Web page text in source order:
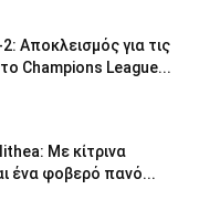
Αποκλεισμός για τις
Champions League...
Με κίτρινα
ένα φοβερό πανό...